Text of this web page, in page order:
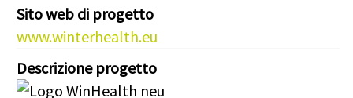
Sito web di progetto
www.winterhealth.eu
Descrizione progetto